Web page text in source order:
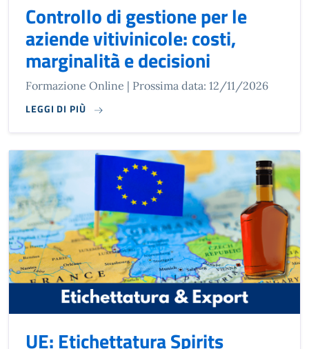
Controllo di gestione per le
aziende vitivinicole: costi,
marginalità e decisioni
Formazione Online | Prossima data: 12/11/2026
LEGGI DI PIÙ
UE: Etichettatura Spirits